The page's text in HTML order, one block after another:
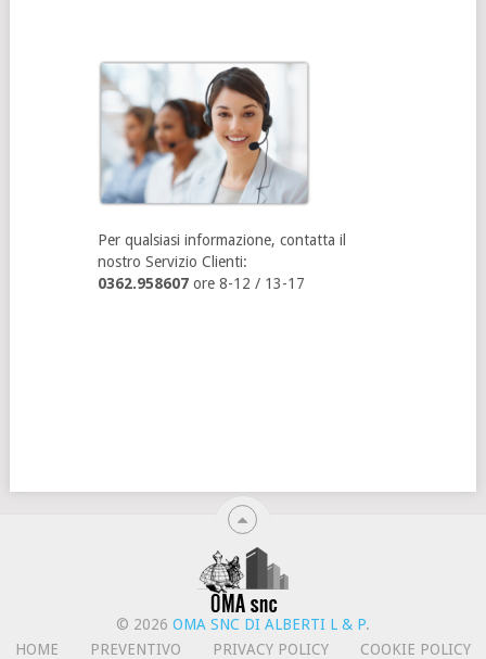
Per qualsiasi informazione, contatta il
nostro Servizio Clienti:
0362.958607ore 8-12 / 13-17
© 2026 OMA SNC DI ALBERTI L & P.
HOME
PREVENTIVO PRIVACY POLICY
COOKIE POLICY